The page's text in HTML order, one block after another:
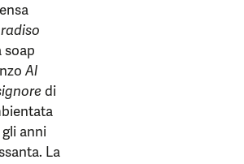
soap
Al
di
anni
La